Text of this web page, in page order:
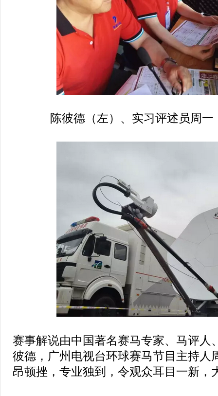
陈彼德（左）、实习评述员周
赛事解说由中国著名赛马专家、马评人
彼德，广州电视台环球赛马节目主持人
昂顿挫，专业独到，令观众耳目一新，